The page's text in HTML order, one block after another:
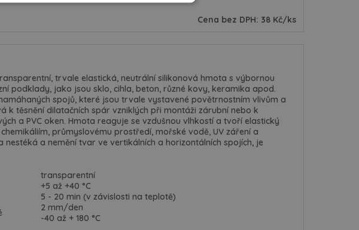
Cena bez DPH: 38 Kč/ks
trvale elastická, neutrální silikonová hmota s výbornou
podklady, jako jsou sklo, cihla, beton, různé kovy, keramika apod.
spojů, které jsou trvale vystavené povětrnostním vlivům a
k těsnění dilatačních spár vzniklých při montáži zárubní nebo k
a PVC oken. Hmota reaguje se vzdušnou vlhkostí a tvoří elastický
průmyslovému prostředí, mořské vodě, UV záření a
nestéká a nemění tvar ve vertikálních a horizontálních spojích, je
transparentní
+5 až +40 °C
5 - 20 min (v závislosti na teplotě)
2 mm/den
-40 až + 180 °C